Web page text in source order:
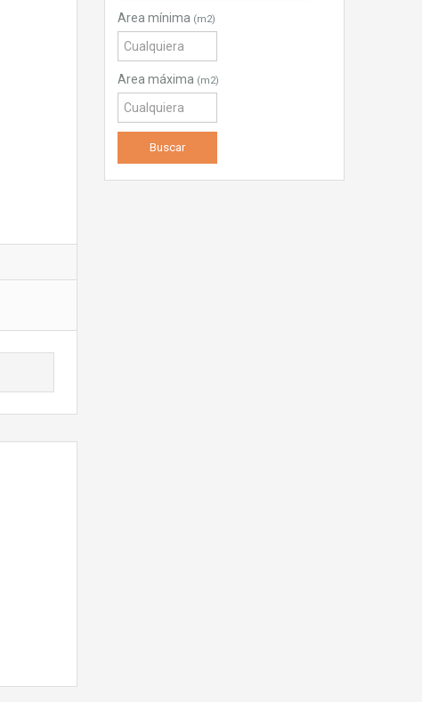
Area mínima (m2)
Area máxima (m2)